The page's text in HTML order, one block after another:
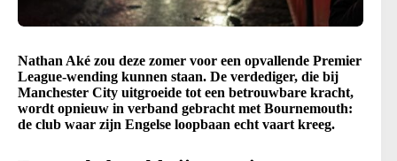
Nathan Aké zou deze zomer voor een opvallende Premier
League-wending kunnen staan. De verdediger, die bij
Manchester City uitgroeide tot een betrouwbare kracht,
wordt opnieuw in verband gebracht met Bournemouth:
de club waar zijn Engelse loopbaan echt vaart kreeg.